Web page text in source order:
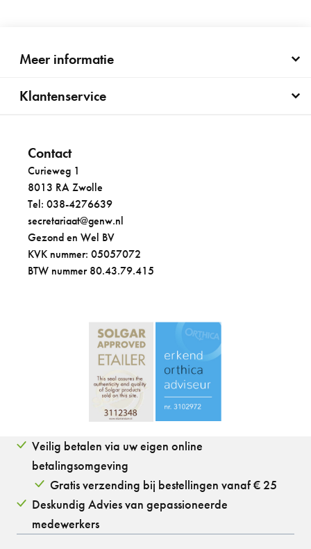
Meer informatie
Klantenservice
Contact
Curieweg 1
8013 RA Zwolle
Tel: 038-4276639
secretariaat@genw.nl
Gezond en Wel BV
KVK nummer: 05057072
BTW nummer 80.43.79.415
Veilig betalen via uw eigen online
betalingsomgeving
Gratis verzending bij bestellingen vanaf € 25
Deskundig Advies van gepassioneerde
medewerkers